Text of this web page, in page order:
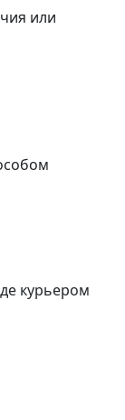
или
курьером